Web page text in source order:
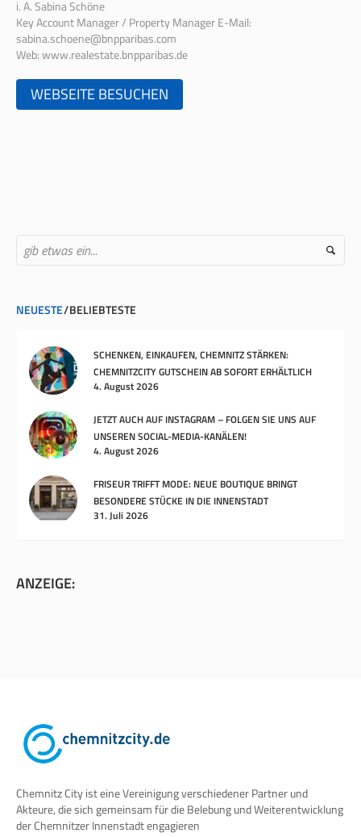
i. A. Sabina Schöne
Key Account Manager / Property Manager E-Mail:
sabina.schoene@bnpparibas.com
Web: www.realestate.bnpparibas.de
WEBSEITE BESUCHEN
NEUESTE BELIEBTESTE
SCHENKEN, EINKAUFEN, CHEMNITZ STÄRKEN:
CHEMNITZCITY GUTSCHEIN AB SOFORT ERHÄLTLICH
4. August 2026
JETZT AUCH AUF INSTAGRAM – FOLGEN SIE UNS AUF
UNSEREN SOCIAL-MEDIA-KANÄLEN!
4. August 2026
FRISEUR TRIFFT MODE: NEUE BOUTIQUE BRINGT
BESONDERE STÜCKE IN DIE INNENSTADT
31. Juli 2026
ANZEIGE:
Chemnitz City ist eine Vereinigung verschiedener Partner und
Akteure, die sich gemeinsam für die Belebung und Weiterentwicklung
der Chemnitzer Innenstadt engagieren